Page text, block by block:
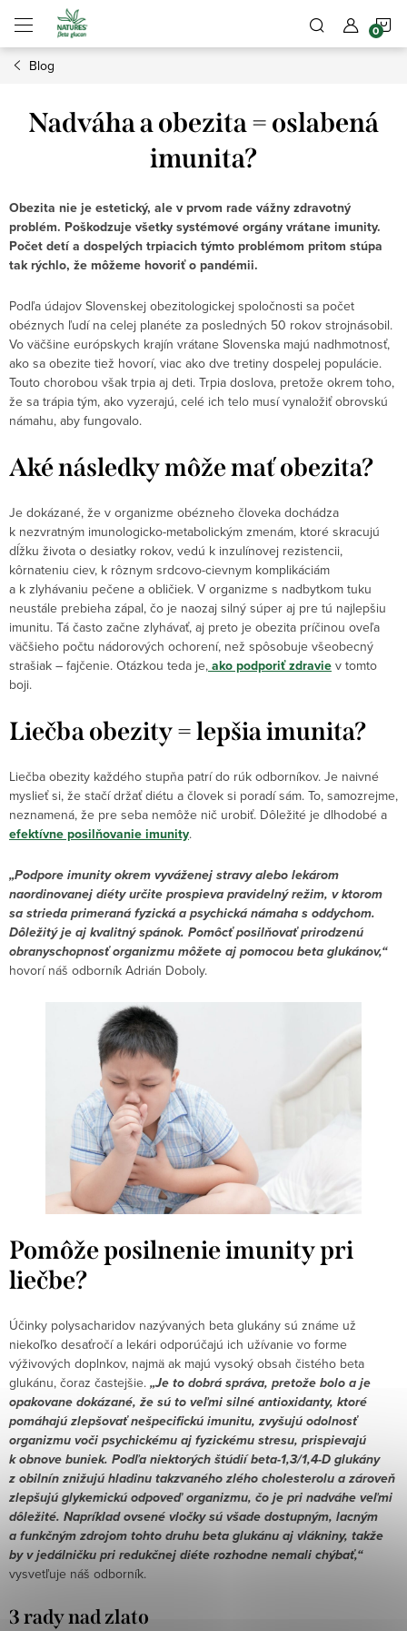
obsah
Blog
Nadváha a obezita = oslabená
imunita?
Obezita nie je estetický, ale v prvom rade vážny zdravotný
problém. Poškodzuje všetky systémové orgány vrátane imunity.
Počet detí a dospelých trpiacich týmto problémom pritom stúpa
tak rýchlo, že môžeme hovoriť o pandémii.
Podľa údajov Slovenskej obezitologickej spoločnosti sa počet
obéznych ľudí na celej planéte za posledných 50 rokov strojnásobil.
Vo väčšine európskych krajín vrátane Slovenska majú nadhmotnosť,
ako sa obezite tiež hovorí, viac ako dve tretiny dospelej populácie.
Touto chorobou však trpia aj deti. Trpia doslova, pretože okrem toho,
že sa trápia tým, ako vyzerajú, celé ich telo musí vynaložiť obrovskú
námahu, aby fungovalo.
Aké následky môže mať obezita?
Je dokázané, že v organizme obézneho človeka dochádza
k nezvratným imunologicko-metabolickým zmenám, ktoré skracujú
dĺžku života o desiatky rokov, vedú k inzulínovej rezistencii,
kôrnateniu ciev, k rôznym srdcovo-cievnym komplikáciám
a k zlyhávaniu pečene a obličiek. V organizme s nadbytkom tuku
neustále prebieha zápal, čo je naozaj silný súper aj pre tú najlepšiu
imunitu. Tá často začne zlyhávať, aj preto je obezita príčinou oveľa
väčšieho počtu nádorových ochorení, než spôsobuje všeobecný
strašiak – fajčenie. Otázkou teda je, ako podporiť zdravie v tomto
boji.
Liečba obezity = lepšia imunita?
Liečba obezity každého stupňa patrí do rúk odborníkov. Je naivné
myslieť si, že stačí držať diétu a človek si poradí sám. To, samozrejme,
neznamená, že pre seba nemôže nič urobiť. Dôležité je dlhodobé a
efektívne posilňovanie imunity.
„Podpore imunity okrem vyváženej stravy alebo lekárom
naordinovanej diéty určite prospieva pravidelný režim, v ktorom
sa strieda primeraná fyzická a psychická námaha s oddychom.
Dôležitý je aj kvalitný spánok. Pomôcť posilňovať prirodzenú
obranyschopnosť organizmu môžete aj pomocou beta glukánov,“
hovorí náš odborník Adrián Doboly.
Pomôže posilnenie imunity pri
liečbe?
Účinky polysacharidov nazývaných beta glukány sú známe už
niekoľko desaťročí a lekári odporúčajú ich užívanie vo forme
výživových doplnkov, najmä ak majú vysoký obsah čistého beta
glukánu, čoraz častejšie. „Je to dobrá správa, pretože bolo a je
opakovane dokázané, že sú to veľmi silné antioxidanty, ktoré
pomáhajú zlepšovať nešpecifickú imunitu, zvyšujú odolnosť
organizmu voči psychickému aj fyzickému stresu, prispievajú
k obnove buniek. Podľa niektorých štúdií beta-1,3/1,4-D glukány
z obilnín znižujú hladinu takzvaného zlého cholesterolu a zároveň
zlepšujú glykemickú odpoveď organizmu, čo je pri nadváhe veľmi
dôležité. Napríklad ovsené vločky sú všade dostupným, lacným
a funkčným zdrojom tohto druhu beta glukánu aj vlákniny, takže
by v jedálničku pri redukčnej diéte rozhodne nemali chýbať,“
vysvetľuje náš odborník.
3 rady nad zlato